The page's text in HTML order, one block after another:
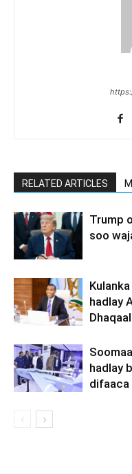
RELATED ARTICLES
Trump
soo
hadlay
hadlay
difaaca